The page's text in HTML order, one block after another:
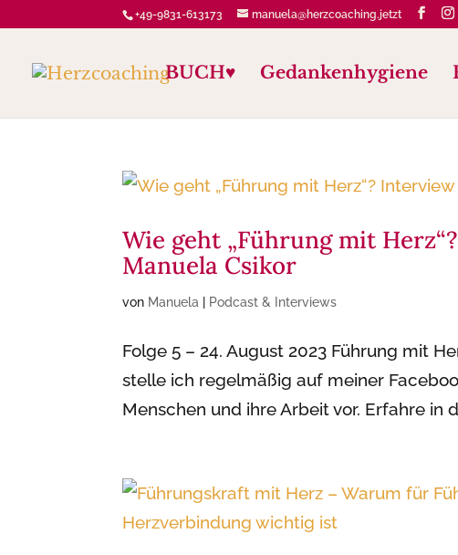
+49-9831-613173 manuela@herzcoaching.jetzt
BUCH♥️ Gedankenhygiene
Wie geht „Führung mit
Manuela Csikor
von Manuela Podcast & Interviews
Folge 5 – 24. August 2023 Führung mit
stelle ich regelmäßig auf meiner
Menschen und ihre Arbeit vor. Erfahre in